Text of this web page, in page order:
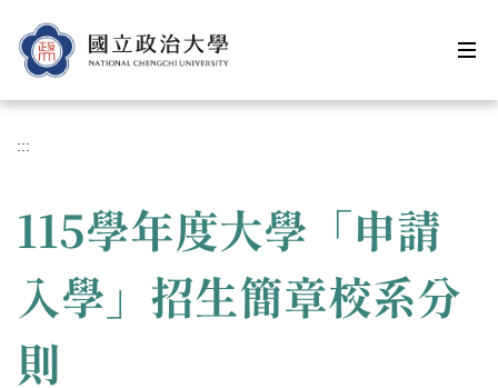
到
主
內
區
:::
115學年度大學「申請
入學」招生簡章校系分
則